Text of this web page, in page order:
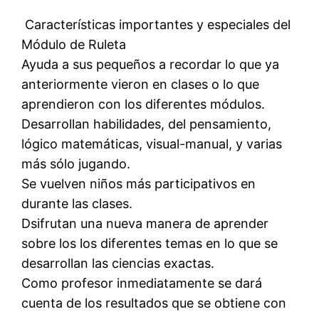
 Características importantes y especiales del
Módulo de Ruleta
Ayuda a sus pequeños a recordar lo que ya
anteriormente vieron en clases o lo que
aprendieron con los diferentes módulos.
Desarrollan habilidades, del pensamiento,
lógico matemáticas, visual-manual, y varias
más sólo jugando.
Se vuelven niños más participativos en
durante las clases.
Dsifrutan una nueva manera de aprender
sobre los los diferentes temas en lo que se
desarrollan las ciencias exactas.
Como profesor inmediatamente se dará
cuenta de los resultados que se obtiene con